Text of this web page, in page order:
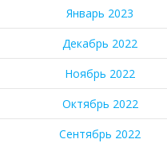
Январь 2023
Декабрь 2022
Ноябрь 2022
Октябрь 2022
Сентябрь 2022